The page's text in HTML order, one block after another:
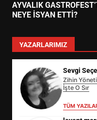
AYVALIK
NEYE İSYAN ETTİ?
YAZARLARIMIZ
Sevgi
Zihin
İşte O Sır
TÜM